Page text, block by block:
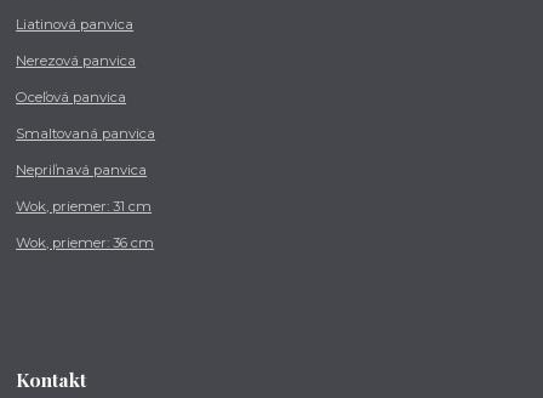
Liatinová panvica
Nerezová panvica
Oceľová panvica
Smaltovaná panvica
Nepriľnavá panvica
Wok, priemer: 31 cm
Wok, priemer: 36 cm
Kontakt